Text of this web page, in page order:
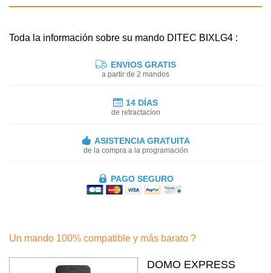
Toda la información sobre su mando DITEC BIXLG4 :
ENVIOS GRATIS
a partir de 2 mandos
14 DÍAS
de retractacíon
ASISTENCIA GRATUITA
de la compra a la programación
PAGO SEGURO
Un mando 100% compatible y más barato ?
DOMO EXPRESS